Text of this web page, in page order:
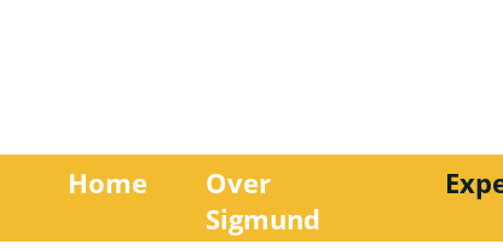
Home
Over
Sigmund